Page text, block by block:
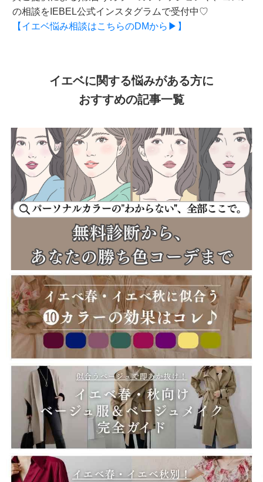
の相談をIEBEL公式インスタグラムで受付中♡
【イエベ悩み相談はこちらのDMから▶】
イエベに関する悩みがある方に
おすすめの記事一覧